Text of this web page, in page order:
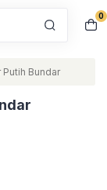
0
Bundar